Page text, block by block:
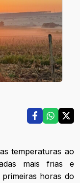
temperaturas ao
mais frias e
horas do